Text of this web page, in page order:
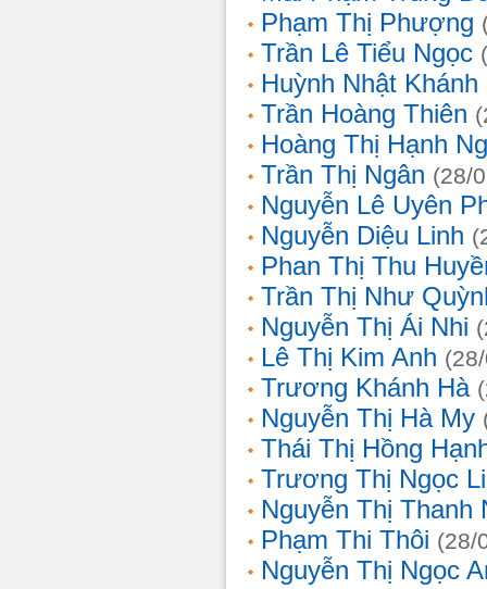
Phạm Thị Phượng
Trần Lê Tiểu Ngọc
Huỳnh Nhật Khánh
Trần Hoàng Thiên
Hoàng Thị Hạnh
Trần Thị Ngân (28/
Nguyễn Lê Uyên
Nguyễn Diệu Linh
Phan Thị Thu
Trần Thị Như
Nguyễn Thị Ái Nhi
Lê Thị Kim Anh
Trương Khánh Hà
Nguyễn Thị Hà My
Thái Thị Hồng
Trương Thị Ngọc
Nguyễn Thị Thanh
Phạm Thi Thôi (28/
Nguyễn Thị Ngọc